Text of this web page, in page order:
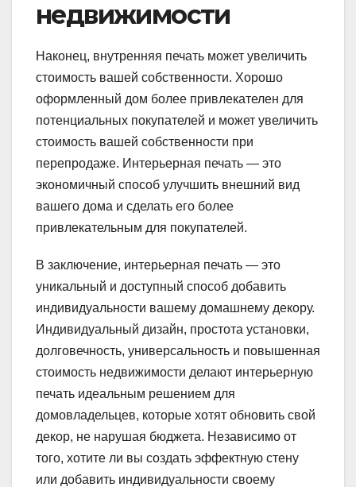
недвижимости
Наконец, внутренняя печать может увеличить
стоимость вашей собственности. Хорошо
оформленный дом более привлекателен для
потенциальных покупателей и может увеличить
стоимость вашей собственности при
перепродаже. Интерьерная печать — это
экономичный способ улучшить внешний вид
вашего дома и сделать его более
привлекательным для покупателей.
В заключение, интерьерная печать — это
уникальный и доступный способ добавить
индивидуальности вашему домашнему декору.
Индивидуальный дизайн, простота установки,
долговечность, универсальность и повышенная
стоимость недвижимости делают интерьерную
печать идеальным решением для
домовладельцев, которые хотят обновить свой
декор, не нарушая бюджета. Независимо от
того, хотите ли вы создать эффектную стену
или добавить индивидуальности своему